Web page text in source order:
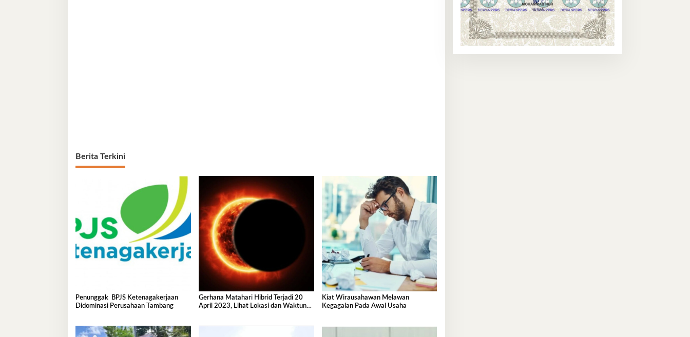
Berita Terkini
Penunggak BPJS Ketenagakerjaan
Didominasi Perusahaan Tambang
Gerhana Matahari Hibrid Terjadi 20
April 2023, Lihat Lokasi dan Waktunya
Kiat Wirausahawan Melawan
Kegagalan Pada Awal Usaha